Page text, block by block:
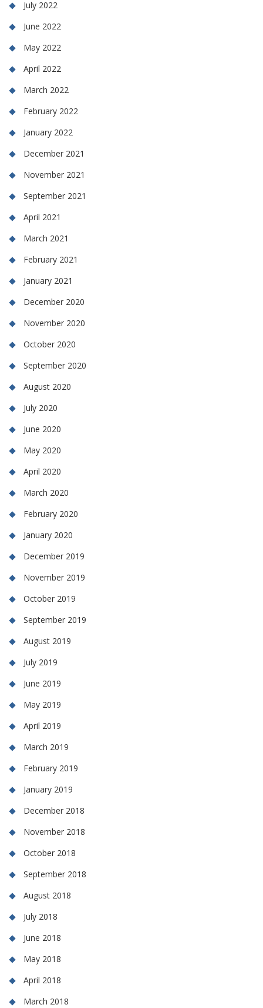
July 2022
June 2022
May 2022
April 2022
March 2022
February 2022
January 2022
December 2021
November 2021
September 2021
April 2021
March 2021
February 2021
January 2021
December 2020
November 2020
October 2020
September 2020
August 2020
July 2020
June 2020
May 2020
April 2020
March 2020
February 2020
January 2020
December 2019
November 2019
October 2019
September 2019
August 2019
July 2019
June 2019
May 2019
April 2019
March 2019
February 2019
January 2019
December 2018
November 2018
October 2018
September 2018
August 2018
July 2018
June 2018
May 2018
April 2018
March 2018